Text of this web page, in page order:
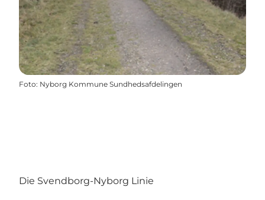
Foto: Nyborg Kommune Sundhedsafdelingen
Die Svendborg-Nyborg Linie